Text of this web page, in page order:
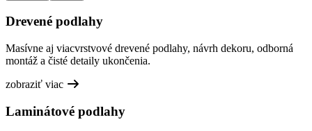
Drevené podlahy
Masívne aj viacvrstvové drevené podlahy, návrh dekoru, odborná
montáž a čisté detaily ukončenia.
zobraziť viac
Laminátové podlahy